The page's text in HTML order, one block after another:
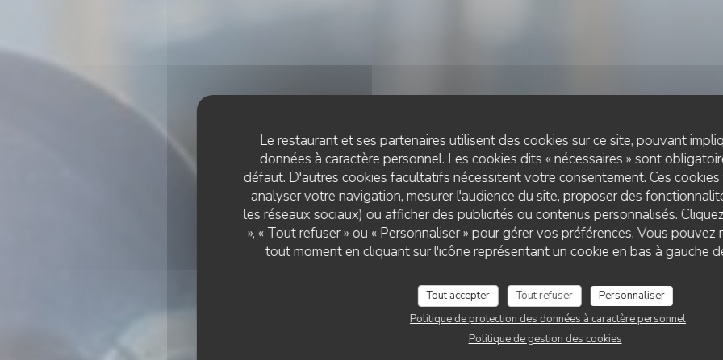
Le restaurant et ses partenaires utilisent des cookies sur ce site, pouvant
données à caractère personnel. Les cookies dits « nécessaires » sont
défaut. D'autres cookies facultatifs nécessitent votre consentement. Ces
analyser votre navigation, mesurer l'audience du site, proposer des
les réseaux sociaux) ou afficher des publicités ou contenus personnalisés.
», « Tout refuser » ou « Personnaliser » pour gérer vos préférences. Vous
tout moment en cliquant sur l'icône représentant un cookie en bas à gauche
Tout accepter Tout refuser
Personnaliser
Politique de protection des données à caractère personnel
Politique de gestion des cookies
BISTROT / CUISINE FRANÇAISE / TERRASSE• MARSEILLE
Les Trottoirs
RÉSERVER
LES TROTTOIRS MARSEILLAIS